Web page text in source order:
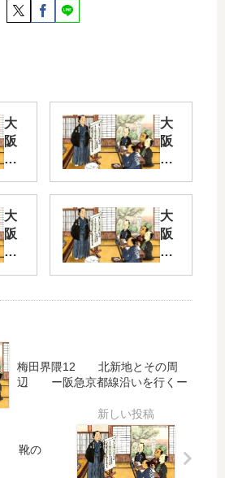
大
阪
弁
イ
ズ
Pa
さ
ん
の
…
大
阪
弁
イ
ズ
Pa
rt 2
せ
せ
言
う
？
－
大
阪
弁
ズ
rt
1
－
火
大
阪
弁
ズ
禁
止
用
梅田界隈12 北新地とその周
辺 ー阪急京都線沿いを行くー
2 靴の